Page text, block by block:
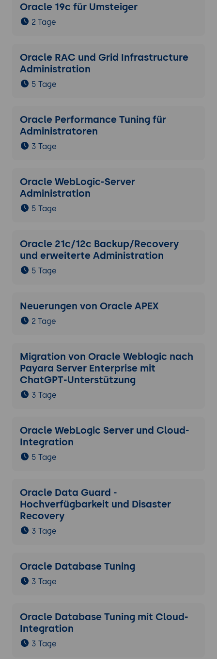
Oracle 19c für Umsteiger
2 Tage
Oracle RAC und Grid Infrastructure
Administration
5 Tage
Oracle Performance Tuning für
Administratoren
3 Tage
Oracle WebLogic-Server
Administration
5 Tage
Oracle 21c/12c Backup/Recovery
und erweiterte Administration
5 Tage
Neuerungen von Oracle APEX
2 Tage
Migration von Oracle Weblogic nach
Payara Server Enterprise mit
ChatGPT-Unterstützung
3 Tage
Oracle WebLogic Server und Cloud-
Integration
5 Tage
Oracle Data Guard -
Hochverfügbarkeit und Disaster
Recovery
3 Tage
Oracle Database Tuning
3 Tage
Oracle Database Tuning mit Cloud-
Integration
3 Tage